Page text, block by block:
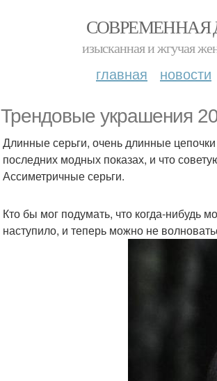
СОВРЕМЕННАЯ
изысканная и жгучая
главная новости
Трендовые украшения
Длинные серьги, очень длинные
последних модных показах, и что
Ассиметричные серьги.
Кто бы мог подумать, что когда-нибудь
наступило, и теперь можно не